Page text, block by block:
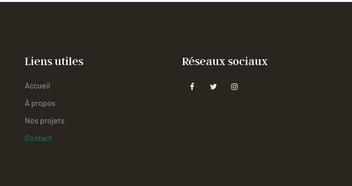
Liens utiles
Accueil
À propos
Nos projets
Contact
Réseaux sociaux